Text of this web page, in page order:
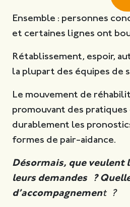
Ensemble : personnes
et certaines lignes ont
Rétablissement, espoir,
la plupart des équipes de
Le mouvement de
promouvant des
durablement les
formes de pair-aidance.
Désormais, que veulent
leurs demandes ?
d’accompagnement ?